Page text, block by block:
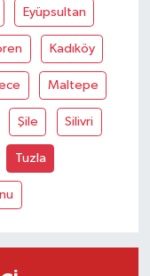
Eyüpsultan
Kadıköy
Maltepe
Şile Silivri
Tuzla